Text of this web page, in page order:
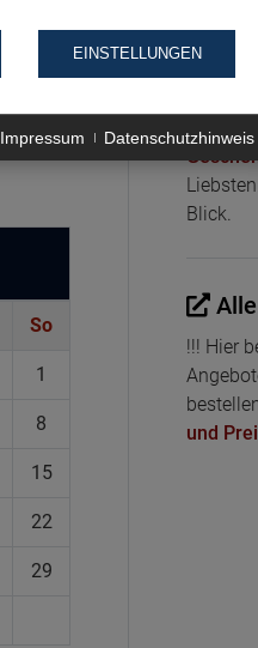
So
1
8
15
22
29
Nutze
Blick.
!!! Hier
und
EINSTELLUNGEN
Impressum Datenschutzhinweis